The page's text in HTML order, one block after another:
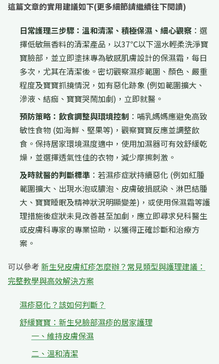
這篇文章的實用建議如下(更多細節請繼續往下閱讀)
日常護理三步驟：溫和清潔、積極保濕、細心觀察 ：選
擇低敏無香料的清潔產品，以37℃以下溫水輕柔洗淨寶
寶臉部，並立即塗抹專為敏感肌膚設計的保濕霜，每日
多次，尤其在清潔後。密切觀察濕疹範圍、顏色、嚴重
程度及寶寶抓撓情況，如有惡化跡象 (例如範圍擴大、
滲液、結痂、寶寶哭鬧加劇)，立即就醫。
預防策略：飲食調整與環境控制 ：哺乳媽媽應避免高致
敏性食物 (如海鮮、堅果等)，觀察寶寶反應並調整飲
食。保持居家環境濕度適中，使用加濕器可有效舒緩乾
燥，並選擇透氣性佳的衣物，減少摩擦刺激。
及時就醫的判斷標準 ：若濕疹症狀持續惡化 (例如紅腫
範圍擴大、出現水泡或膿泡、皮膚破損感染、淋巴結腫
大、寶寶睡眠及精神狀況明顯變差)，或使用保濕霜等護
理措施後症狀未見改善甚至加劇，應立即尋求兒科醫生
或皮膚科專家的專業協助，以獲得正確診斷和治療方
案。
可以參考新生兒皮膚紅疹怎麼辦？常見類型與護理建議：
完整教學與高效解決方案
濕疹惡化？該如何判斷？
舒緩寶寶：新生兒臉部濕疹的居家護理
一、維持皮膚保濕
二、溫和清潔